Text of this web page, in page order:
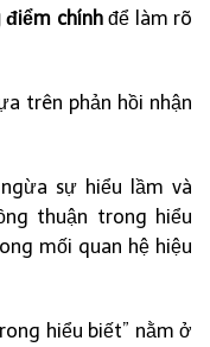
điểm chínhđể làm rõ
trên phản hồi nhận
sự hiểu lầm và
thuận trong hiểu
mối quan hệ hiệu
hiểu biết” nằm ở